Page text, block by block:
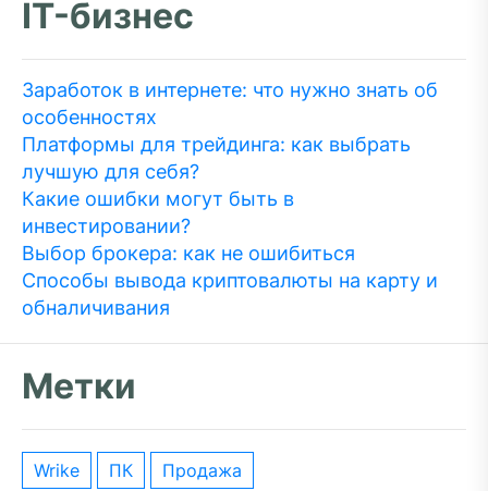
IT-бизнес
Заработок в интернете: что нужно знать об
особенностях
Платформы для трейдинга: как выбрать
лучшую для себя?
Какие ошибки могут быть в
инвестировании?
Выбор брокера: как не ошибиться
Способы вывода криптовалюты на карту и
обналичивания
Метки
wrike ПК
Продажа